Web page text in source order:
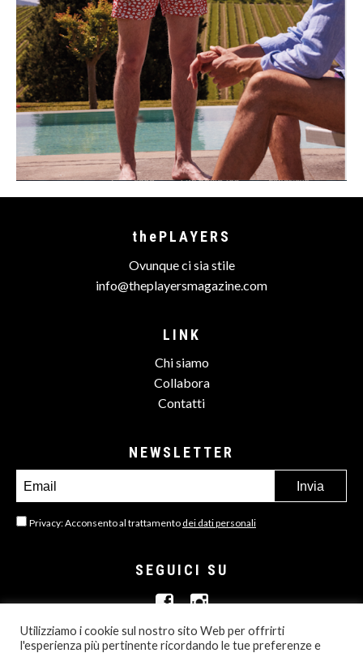
thePLAYERS
Ovunque ci sia stile
info@theplayersmagazine.com
LINK
Chi siamo
Collabora
Contatti
NEWSLETTER
Privacy: Acconsento al trattamento dei dati personali
SEGUICI SU
Utilizziamo i cookie sul nostro sito Web per offrirti
l'esperienza più pertinente ricordando le tue preferenze e